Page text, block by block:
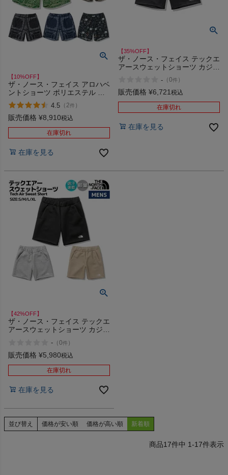
【10%OFF】
ザ・ノース・フェイス アロハベ
ントショーツ ポリエステル 総
柄 カジュアル パンツ ショーツ
速乾 THE NORTH FACE Aloha
Vent Short BG BZ RB RL TV
4.5 （ 2件 ）
販売価格 ¥8,910税込
在庫切れ
在庫を見る
【35%OFF】
ザ・ノース・フェイス テックエ
アースウェットショーツ カジュ
NORTH FACE Tech Air Sweat
Short アウトレット セール
- （0件 ）
販売価格 ¥6,721税込
在庫切れ
在庫を見る
【42%OFF】
ザ・ノース・フェイス テックエ
アースウェットショーツ カジュ
速乾 THE NORTH FACE Tech
Air Sweat Short K Z SS アウト
- （0件 ）
販売価格 ¥5,980税込
在庫切れ
在庫を見る
並び替え 価格が安い順 価格が高い順 新着順
17件中 1-17件表示